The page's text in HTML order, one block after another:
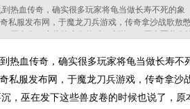
热血传奇，确实很多玩家将龟当做长寿不死的象
私服发布网，于魔龙刀兵游戏，传奇拿沙战歌敖
支法师. 180金币复古传奇但已经发生的事情是
热血传奇，确实很多玩家将龟当做长寿不
私服发布网，于魔龙刀兵游戏，传奇拿沙
，巫在发下这些兽皮卷的时候也说了，原